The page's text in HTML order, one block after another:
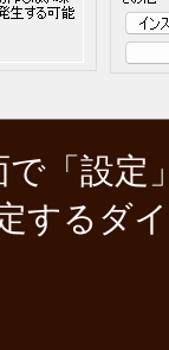
で「設
するダ